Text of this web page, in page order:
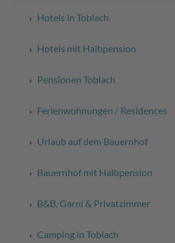
Hotels in Toblach
Hotels mit Halbpension
Pensionen Toblach
Ferienwohnungen / Residences
Urlaub auf dem Bauernhof
Bauernhof mit Halbpension
B&B, Garni & Privatzimmer
Camping in Toblach